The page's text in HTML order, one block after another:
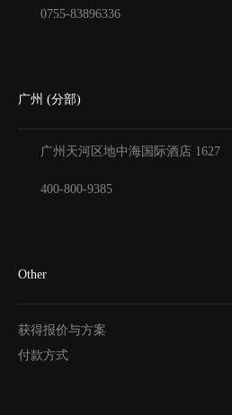
0755-83896336
广州 (分部)
广州天河区地中海国际酒店 1627
400-800-9385
Other
获得报价与方案
付款方式